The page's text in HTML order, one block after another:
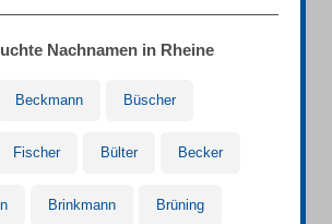
Nachnamen in Rheine
Beckmann Büscher
Fischer Bülter Becker
Brinkmann Brüning